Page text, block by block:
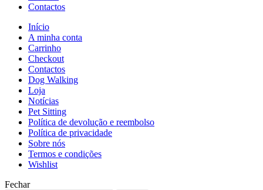
Contactos
Início
A minha conta
Carrinho
Checkout
Contactos
Dog Walking
Loja
Notícias
Pet Sitting
Política de devolução e reembolso
Política de privacidade
Sobre nós
Termos e condições
Wishlist
Fechar